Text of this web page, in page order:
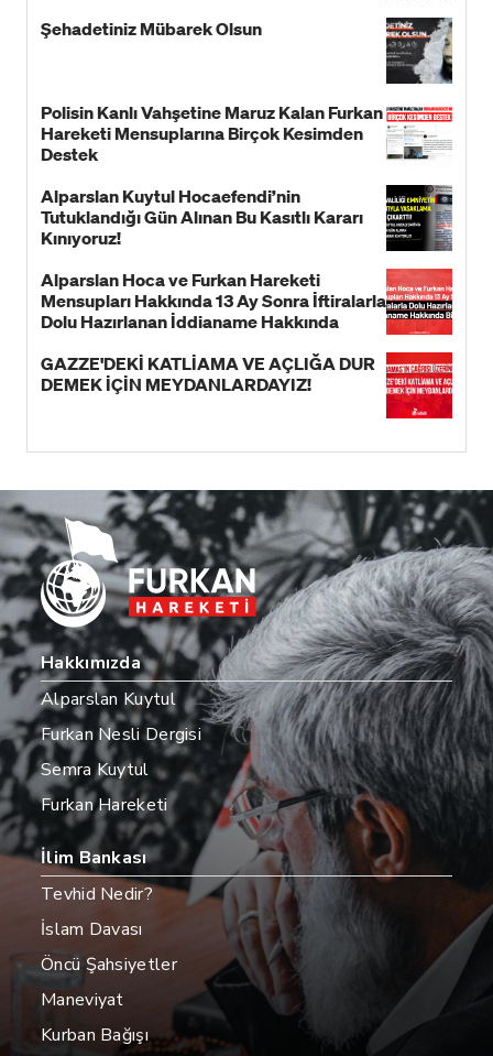
Şehadetiniz Mübarek Olsun
Polisin Kanlı Vahşetine Maruz Kalan Furkan
Hareketi Mensuplarına Birçok Kesimden
Destek
Alparslan Kuytul Hocaefendi’nin
Tutuklandığı Gün Alınan Bu Kasıtlı Kararı
Kınıyoruz!
Alparslan Hoca ve Furkan Hareketi
Mensupları Hakkında 13 Ay Sonra İftiralarla
Dolu Hazırlanan İddianame Hakkında
GAZZE'DEKİ KATLİAMA VE AÇLIĞA DUR
DEMEK İÇİN MEYDANLARDAYIZ!
Hakkımızda
Alparslan Kuytul
Furkan Nesli Dergisi
Semra Kuytul
Furkan Hareketi
İlim Bankası
Tevhid Nedir?
İslam Davası
Öncü Şahsiyetler
Maneviyat
Kurban Bağışı